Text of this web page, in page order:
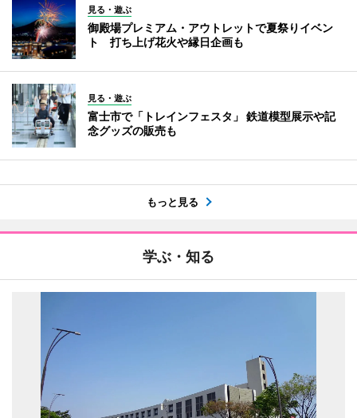
見る・遊ぶ
御殿場プレミアム・アウトレットで夏祭りイベン
ト 打ち上げ花火や縁日企画も
見る・遊ぶ
富士市で「トレインフェスタ」 鉄道模型展示や記
念グッズの販売も
もっと見る
学ぶ・知る